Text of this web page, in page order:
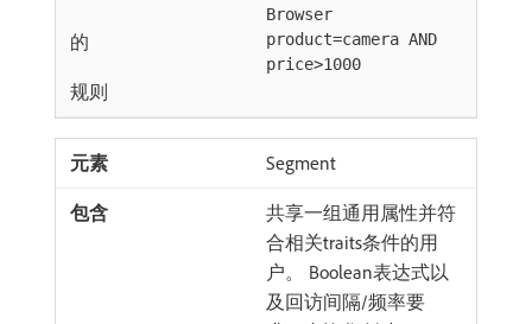
Browser
的
product=camera AND
price>1000
规则
Segment
共享一组通用属性并符
合相关traits条件的用
户。 Boolean表达式以
及回访间隔/频率要